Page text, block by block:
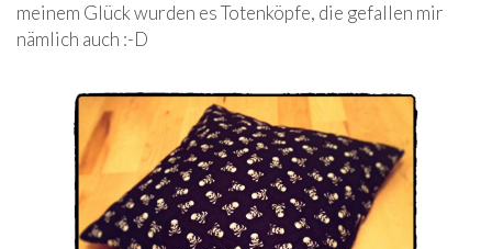
meinem Glück wurden es Totenköpfe, die gefallen mir
nämlich auch :-D